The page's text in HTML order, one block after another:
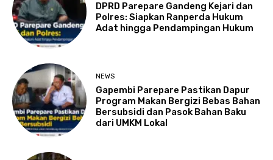
DPRD Parepare Gandeng Kejari dan
Polres: Siapkan Ranperda Hukum
Adat hingga Pendampingan Hukum
NEWS
Gapembi Parepare Pastikan Dapur
Program Makan Bergizi Bebas Bahan
Bersubsidi dan Pasok Bahan Baku
dari UMKM Lokal